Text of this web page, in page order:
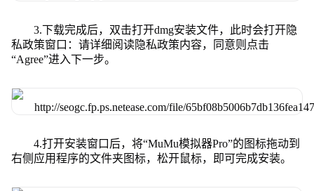
3.下载完成后，双击打开dmg安装文件，此时会打开隐
私政策窗口：请详细阅读隐私政策内容，同意则点击
“Agree”进入下一步。
4.打开安装窗口后，将“MuMu模拟器Pro”的图标拖动到
右侧应用程序的文件夹图标，松开鼠标，即可完成安装。